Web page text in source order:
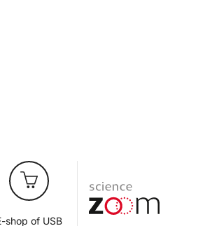
shop of USB